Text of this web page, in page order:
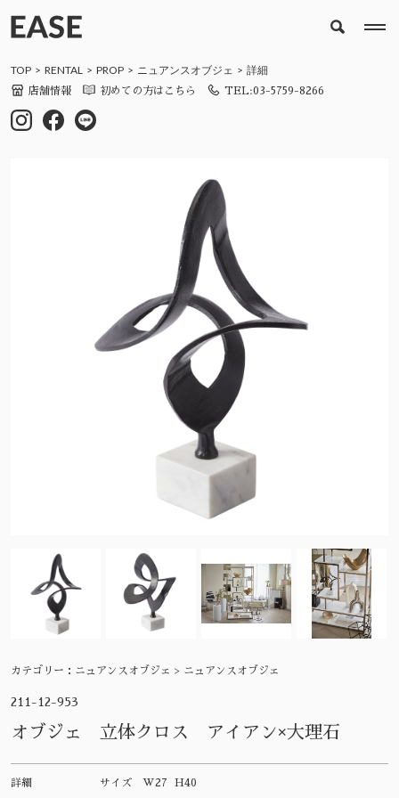
TOP RENTAL PROP ニュアンスオブジェ 詳細
店舗情報 初めての方はこちら TEL:03-5759-8266
カテゴリー： ニュアンスオブジェ > ニュアンスオブジェ
211-12-953
オブジェ 立体クロス アイアン×大理石
詳細 サイズ W27 H40